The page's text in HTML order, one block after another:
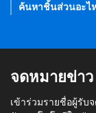
ค้นหาชิ้นส่วนอะไ
จดหมายข่าว
เข้าร่วมรายชื่อผู้รับ